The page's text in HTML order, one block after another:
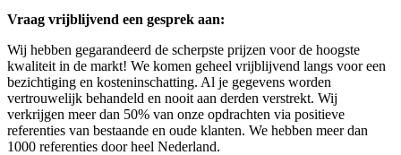
Vraag vrijblijvend een gesprek aan:
Wij hebben gegarandeerd de scherpste prijzen voor de hoogste
kwaliteit in de markt! We komen geheel vrijblijvend langs voor een
bezichtiging en kosteninschatting. Al je gegevens worden
vertrouwelijk behandeld en nooit aan derden verstrekt. Wij
verkrijgen meer dan 50% van onze opdrachten via positieve
referenties van bestaande en oude klanten. We hebben meer dan
1000 referenties door heel Nederland.